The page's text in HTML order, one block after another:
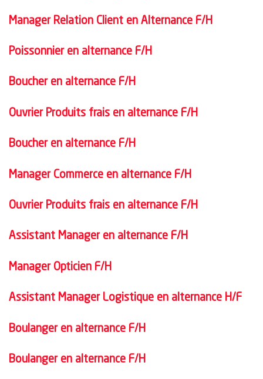
Manager Relation Client en Alternance F/H
Poissonnier en alternance F/H
Boucher en alternance F/H
Ouvrier Produits frais en alternance F/H
Boucher en alternance F/H
Manager Commerce en alternance F/H
Ouvrier Produits frais en alternance F/H
Assistant Manager en alternance F/H
Manager Opticien F/H
Assistant Manager Logistique en alternance H/F
Boulanger en alternance F/H
Boulanger en alternance F/H